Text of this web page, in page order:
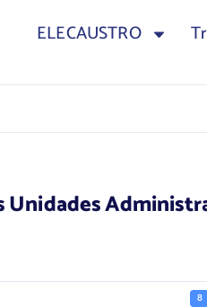
ELECAUSTRO
Unidades
8